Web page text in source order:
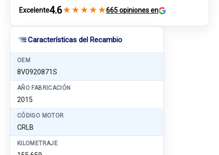
Características del Recambio
OEM
8V0920871S
AÑO FABRICACIÓN
2015
CÓDIGO MOTOR
CRLB
KILOMETRAJE
Excelente4.6★ ★ ★ ★ ★665 opiniones en